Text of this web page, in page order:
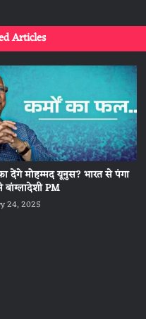
Articles
देंगे मोहम्मद यूनुस? भारत से पंगा
PM
24, 2025